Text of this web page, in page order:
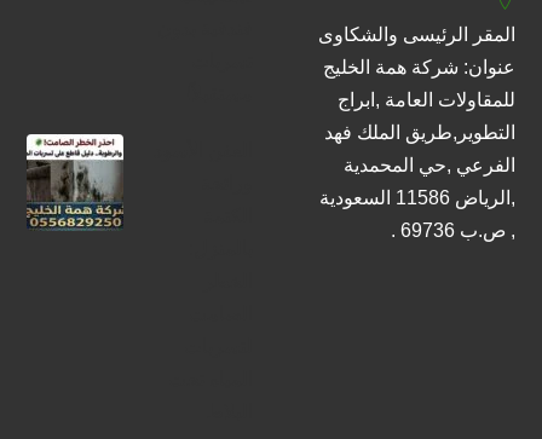
المقر الرئيسى والشكاوى
عنوان: شركة همة الخليج
للمقاولات العامة ,ابراج
التطوير,طريق الملك فهد
الفرعي ,حي المحمدية
,الرياض 11586 السعودية
, ص.ب 69736 .